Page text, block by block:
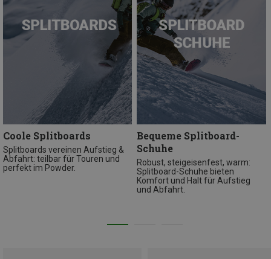
Coole Splitboards
Splitboards vereinen Aufstieg &
Abfahrt: teilbar für Touren und
perfekt im Powder.
Bequeme Splitboard-
Schuhe
Robust, steigeisenfest, warm:
Splitboard-Schuhe bieten
Komfort und Halt für Aufstieg
und Abfahrt.